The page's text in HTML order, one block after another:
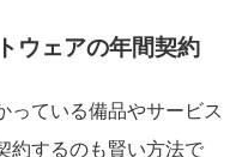
ウェアの年間契約
っている備品やサービス
約するのも賢い方法で